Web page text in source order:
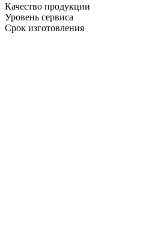
Качество продукции
Уровень сервиса
Срок изготовления